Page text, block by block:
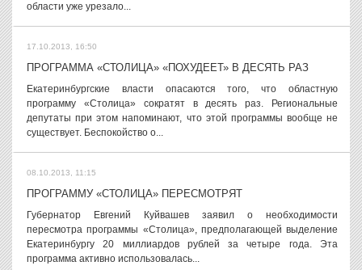
области уже урезало...
17.10.2013, 16:50
ПРОГРАММА «СТОЛИЦА» «ПОХУДЕЕТ» В ДЕСЯТЬ РАЗ
Екатеринбургские власти опасаются того, что областную
программу «Столица» сократят в десять раз. Региональные
депутаты при этом напоминают, что этой программы вообще не
существует. Беспокойство о...
08.10.2013, 11:15
ПРОГРАММУ «СТОЛИЦА» ПЕРЕСМОТРЯТ
Губернатор Евгений Куйвашев заявил о необходимости
пересмотра программы «Столица», предполагающей выделение
Екатеринбургу 20 миллиардов рублей за четыре года. Эта
программа активно использовалась...